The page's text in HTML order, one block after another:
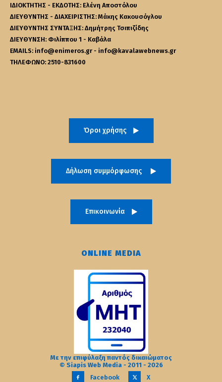
ΙΔΙΟΚΤΗΤΗΣ - ΕΚΔΟΤΗΣ: Ελένη Αποστόλου
ΔΙΕΥΘΥΝΤΗΣ - ΔΙΑΧΕΙΡΙΣΤΗΣ: Μάκης Κακουσόγλου
ΔΙΕΥΘΥΝΤΗΣ ΣΥΝΤΑΞΗΣ: Δημήτρης Τσιπιζίδης
ΔΙΕΥΘΥΝΣΗ: Φιλίππου 1 - Καβάλα
EMAILS: info@enimeros.gr - info@kavalawebnews.gr
ΤΗΛΕΦΩΝΟ: 2510-831600
Όροι χρήσης
Δήλωση συμμόρφωσης
Επικοινωνία
ONLINE MEDIA
Με την επιφύλαξη παντός δικαιώματος
© Siapis Web Media - 2011 - 2026
Facebook
X